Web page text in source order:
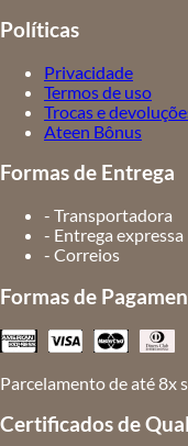
Políticas
Privacidade
Termos de uso
Trocas e
Ateen Bônus
Formas de Entrega
- Transportadora
- Entrega expressa
- Correios
Formas de
Parcelamento de até 8x
Certificados de